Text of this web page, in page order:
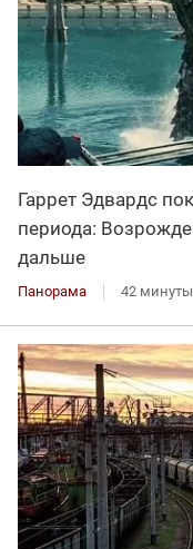
Гаррет Эдвардс
периода:
дальше
Панорама 42